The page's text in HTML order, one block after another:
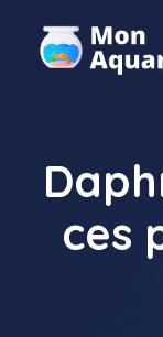
contenu
ces